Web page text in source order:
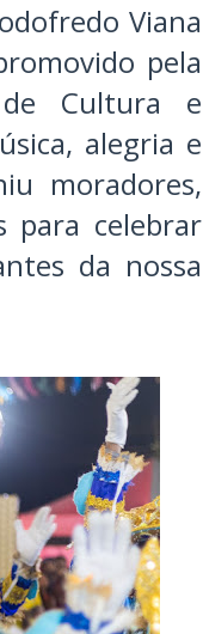
Viana
pela
Cultura e
alegria e
moradores,
para celebrar
da nossa